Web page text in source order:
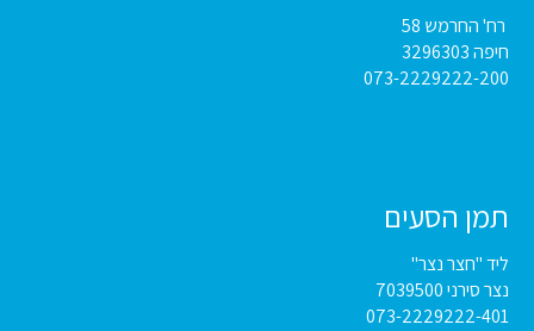
רח' החרמש 58
חיפה 3296303
073-2229222-200
תמן הסעים
ליד "חצר נצר"
נצר סירני 7039500
073-2229222-401